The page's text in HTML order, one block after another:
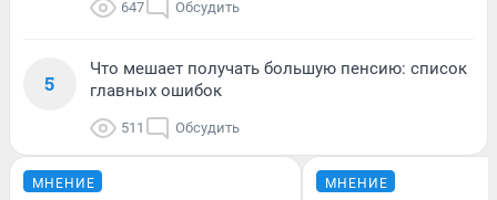
647 Обсудить
5
Что мешает получать большую пенсию: список
главных ошибок
511 Обсудить
МНЕНИЕ МНЕНИЕ